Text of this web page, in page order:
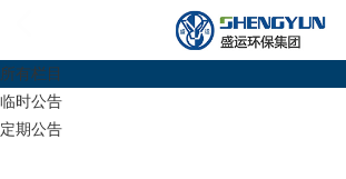
所有栏目
临时公告
定期公告